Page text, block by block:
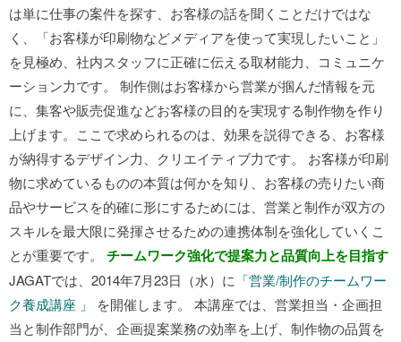
は単に仕事の案件を探す、お客様の話を聞くことだけではな
く、「お客様が印刷物などメディアを使って実現したいこと」
を見極め、社内スタッフに正確に伝える取材能力、コミュニケ
ーション力です。 制作側はお客様から営業が掴んだ情報を元
に、集客や販売促進などお客様の目的を実現する制作物を作り
上げます。ここで求められるのは、効果を説得できる、お客様
が納得するデザイン力、クリエイティブ力です。 お客様が印刷
物に求めているものの本質は何かを知り、お客様の売りたい商
品やサービスを的確に形にするためには、営業と制作が双方の
スキルを最大限に発揮させるための連携体制を強化していくこ
とが重要です。 チームワーク強化で提案力と品質向上を目指す
JAGATでは、2014年7月23日（水）に 「営業/制作のチームワー
ク養成講座 」
を開催します。 本講座では、営業担当・企画担
当と制作部門が、企画提案業務の効率を上げ、制作物の品質を